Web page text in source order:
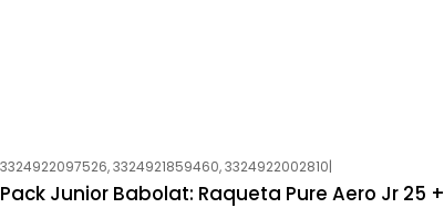
-25% OFF
Nuevo
3324922097526, 3324921859460, 3324922002810|
Pack Junior Babolat: Raqueta Pure Aero Jr 25